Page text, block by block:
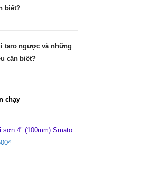
biết?
taro ngược và những
cần biết?
chạy
sơn 4" (100mm) Smato
₫